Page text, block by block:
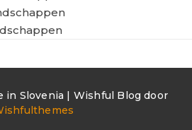
in Slovenia | Wishful Blog door